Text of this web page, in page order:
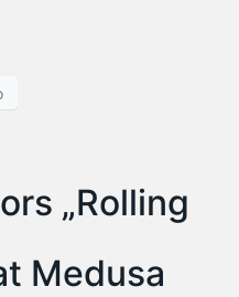
„Rolling
Medusa